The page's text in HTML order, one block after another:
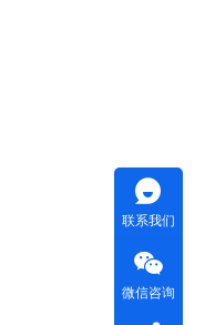
联系我们
微信咨询